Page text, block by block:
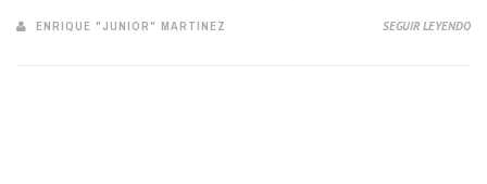
ENRIQUE "JUNIOR" MARTINEZ SEGUIR LEYENDO